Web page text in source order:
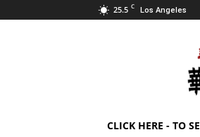
25.5 C Los Angeles
CLICK HERE - TO